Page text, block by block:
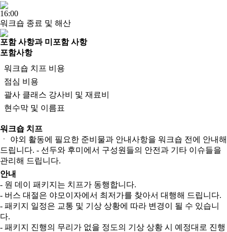
16:00
워크숍 종료 및 해산
포함 사항과 미포함 사항
포함사항
워크숍 치프 비용
점심 비용
괄사 클래스 강사비 및 재료비
현수막 및 이름표
워크숍 치프
ㆍ 야외 활동에 필요한 준비물과 안내사항을 워크숍 전에 안내해
드립니다. - 선두와 후미에서 구성원들의 안전과 기타 이슈들을
관리해 드립니다.
안내
- 원 데이 패키지는 치프가 동행합니다.
- 버스 대절은 야모이자에서 최저가를 찾아서 대행해 드립니다.
- 패키지 일정은 교통 및 기상 상황에 따라 변경이 될 수 있습니
다.
- 패키지 진행의 무리가 없을 정도의 기상 상황 시 예정대로 진행